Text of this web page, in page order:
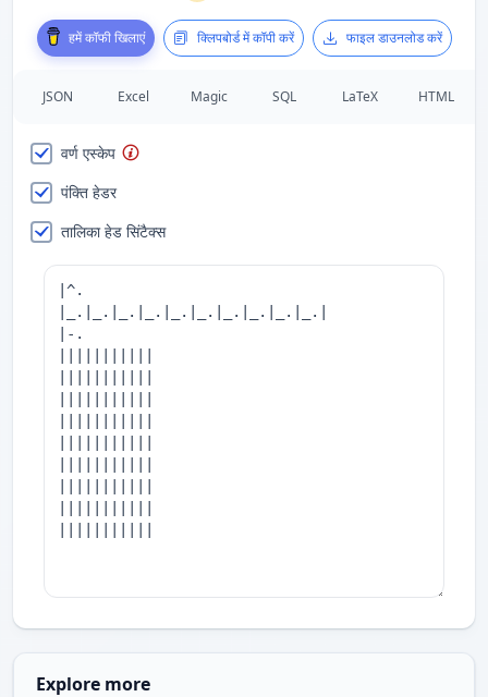
हमें कॉफी खिलाएं क्लिपबोर्ड में कॉपी करें फाइल डाउनलोड करें
JSON Excel Magic SQL LaTeX HTML
वर्ण एस्केप
पंक्ति हेडर
तालिका हेड सिंटैक्स
Explore more